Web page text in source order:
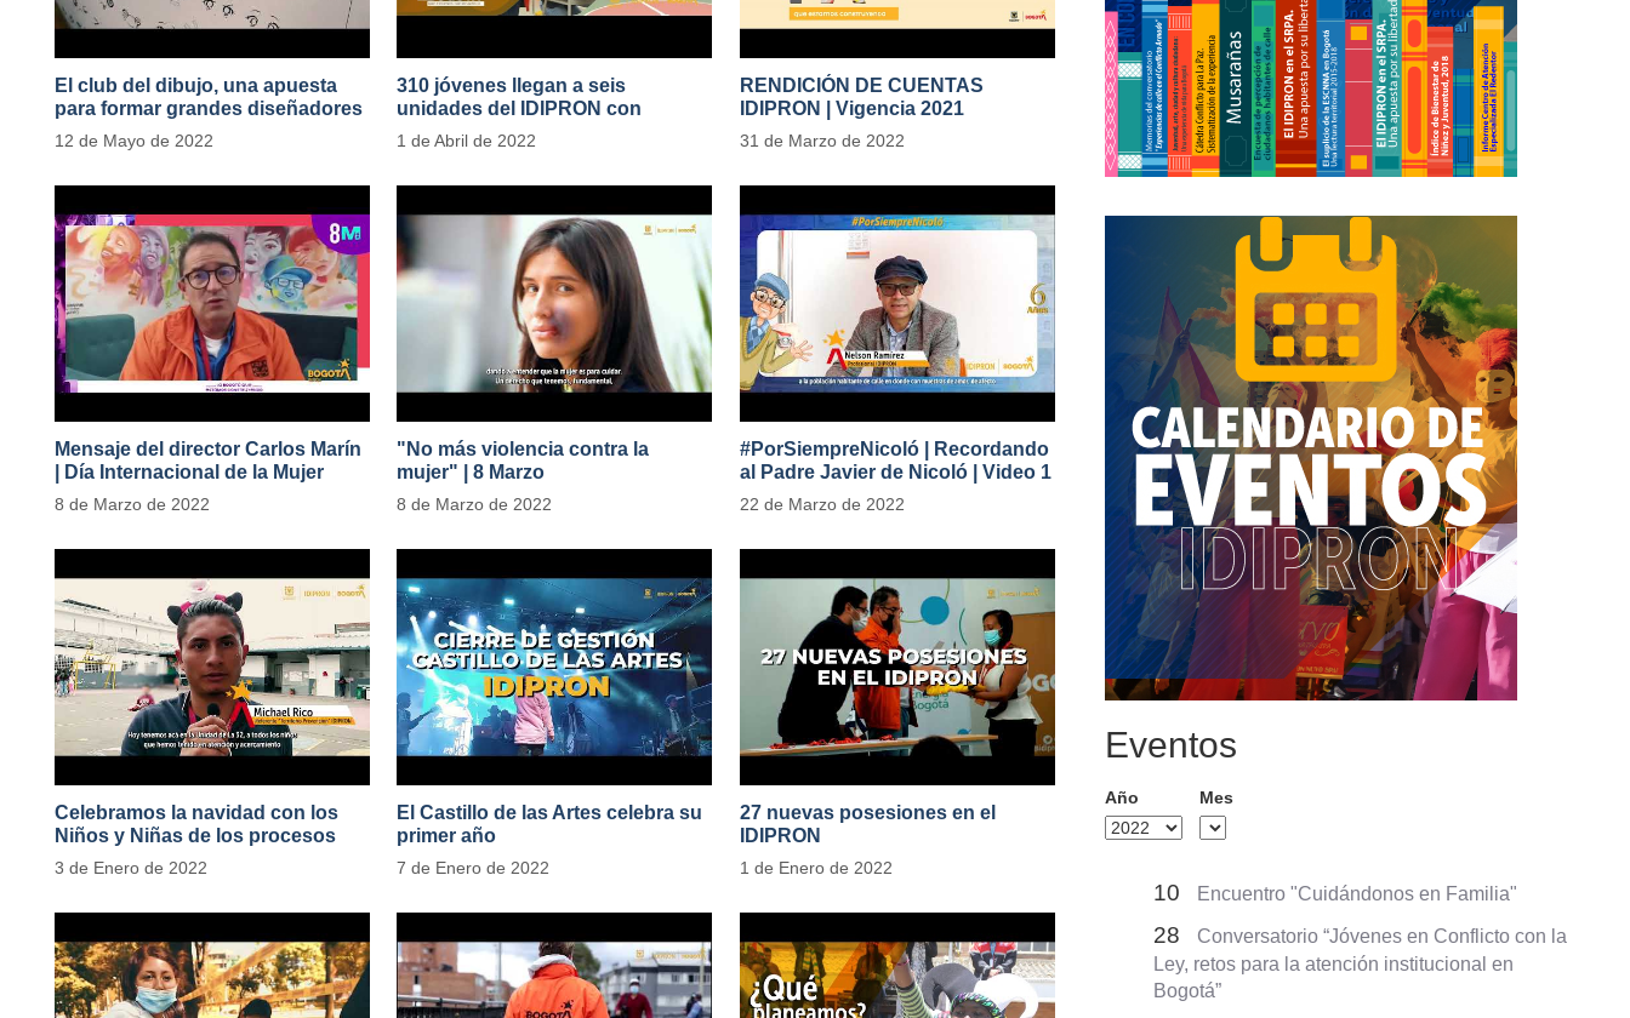
El club del dibujo, una apuesta
para formar grandes diseñadores
del cómic y manga en IDIPRON
12 de Mayo de 2022
310 jóvenes llegan a seis
unidades del IDIPRON con
nuevas expectativas de cambio
1 de Abril de 2022
RENDICIÓN DE CUENTAS
IDIPRON | Vigencia 2021
#IdipronRindeCuentas
31 de Marzo de 2022
Mensaje del director Carlos Marín
| Día Internacional de la Mujer
8 de Marzo de 2022
"No más violencia contra la
mujer" | 8 Marzo
#MásOportunidadesParaLasMujeres
8 de Marzo de 2022
#PorSiempreNicoló | Recordando
al Padre Javier de Nicoló | Video 1
22 de Marzo de 2022
Celebramos la navidad con los
Niños y Niñas de los procesos
territoriales
3 de Enero de 2022
El Castillo de las Artes celebra su
primer año
7 de Enero de 2022
27 nuevas posesiones en el
IDIPRON
1 de Enero de 2022
Eventos
Año Mes
10 Encuentro "Cuidándonos en Familia"
28
Conversatorio “Jóvenes en Conflicto con la
Ley, retos para la atención institucional en
Bogotá”